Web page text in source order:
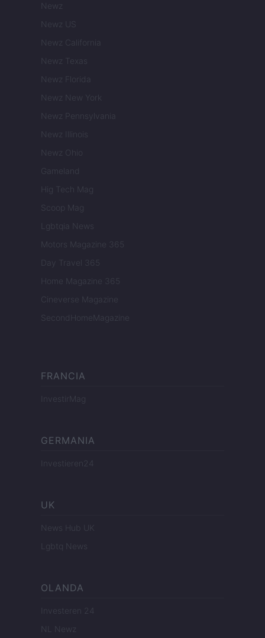
Newz
Newz US
Newz California
Newz Texas
Newz Florida
Newz New York
Newz Pennsylvania
Newz Illinois
Newz Ohio
Gameland
Hig Tech Mag
Scoop Mag
Lgbtqia News
Motors Magazine 365
Day Travel 365
Home Magazine 365
Cineverse Magazine
SecondHomeMagazine
FRANCIA
InvestirMag
GERMANIA
Investieren24
UK
News Hub UK
Lgbtq News
OLANDA
Investeren 24
NL Newz